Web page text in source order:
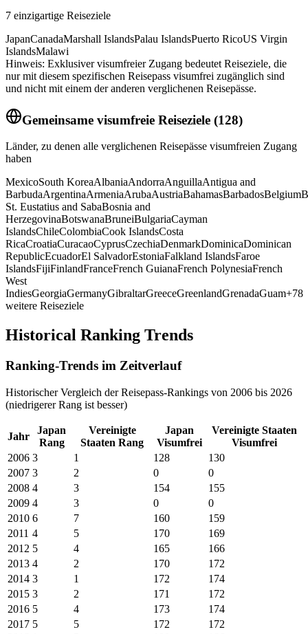
7 einzigartige Reiseziele
JapanCanadaMarshall IslandsPalau IslandsPuerto RicoUS Virgin
IslandsMalawi
Hinweis: Exklusiver visumfreier Zugang bedeutet Reiseziele, die
nur mit diesem spezifischen Reisepass visumfrei zugänglich sind
und nicht mit einem der anderen verglichenen Reisepässe.
Gemeinsame visumfreie Reiseziele (128)
Länder, zu denen alle verglichenen Reisepässe visumfreien Zugang
haben
MexicoSouth KoreaAlbaniaAndorraAnguillaAntigua and
BarbudaArgentinaArmeniaArubaAustriaBahamasBarbadosBelgium
St. Eustatius and SabaBosnia and
HerzegovinaBotswanaBruneiBulgariaCayman
IslandsChileColombiaCook IslandsCosta
RicaCroatiaCuracaoCyprusCzechiaDenmarkDominicaDominican
RepublicEcuadorEl SalvadorEstoniaFalkland IslandsFaroe
IslandsFijiFinlandFranceFrench GuianaFrench PolynesiaFrench
West
IndiesGeorgiaGermanyGibraltarGreeceGreenlandGrenadaGuam+78
weitere Reiseziele
Historical Ranking Trends
Ranking-Trends im Zeitverlauf
Historischer Vergleich der Reisepass-Rankings von 2006 bis 2026
(niedrigerer Rang ist besser)
Jahr
Japan
Rang
Vereinigte
Staaten Rang
Japan
Visumfrei
Vereinigte Staaten
Visumfrei
2006 3 1 128
130
2007 3 2 0
0
2008 4 3 154
155
2009 4 3 0
0
2010 6 7 160
159
2011 4 5 170
169
2012 5 4 165
166
2013 4 2 170
172
2014 3 1 172
174
2015 3 2 171
172
2016 5 4 173
174
2017 5 5 172
172